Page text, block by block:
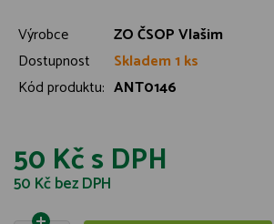
Výrobce
ZO ČSOP Vlašim
Dostupnost
Skladem 1 ks
Kód produktu: ANT0146
50 Kčs DPH
50 Kčbez DPH